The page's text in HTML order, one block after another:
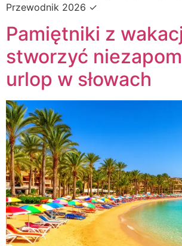
Przewodnik 2026 ✓
Pamiętniki z
stworzyć
urlop w słowach